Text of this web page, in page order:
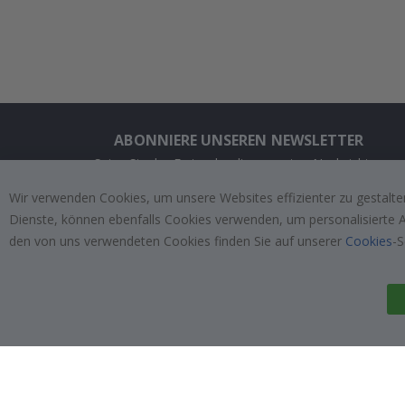
ABONNIERE UNSEREN NEWSLETTER
Seien Sie der Erste, der die neuesten Nachrichten
Angeboten.
ABONNIEREN
Wir verwenden Cookies, um unsere Websites effizienter zu
Dienste, können ebenfalls Cookies verwenden, um personalisierte
den von uns verwendeten Cookies finden Sie auf unserer Cookies-